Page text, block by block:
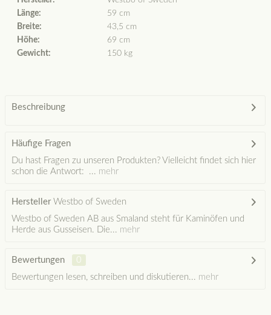
Länge:
59 cm
Breite:
43,5 cm
Höhe:
69 cm
Gewicht:
150 kg
Beschreibung
Häufige Fragen
Du hast Fragen zu unseren Produkten? Vielleicht findet sich hier
schon die Antwort: ... mehr
HerstellerWestbo of Sweden
Westbo of Sweden AB aus Smaland steht für Kaminöfen und
Herde aus Gusseisen. Die... mehr
Bewertungen
0
Bewertungen lesen, schreiben und diskutieren... mehr